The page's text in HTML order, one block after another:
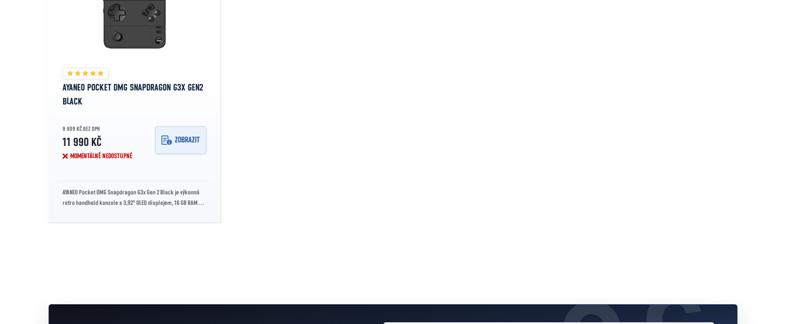
AYANEO POCKET DMG SNAPDRAGON G3X GEN2
BLACK
9 909 KČ BEZ DPH
11 990 KČ
MOMENTÁLNĚ NEDOSTUPNÉ
ZOBRAZIT
AYANEO Pocket DMG Snapdragon G3x Gen 2 Black je výkonná
retro handheld konzole s 3,92" OLED displejem, 16 GB RAM a